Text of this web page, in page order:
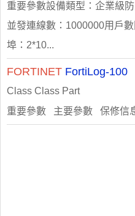
重要參數設備類型：企業級
並發連線數：1000000用戶
埠：2*10...
FORTINET FortiLog-100
Class Class Part
重要參數 主要參數 保修信